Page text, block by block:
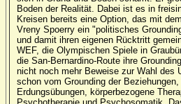
Boden der Realität. Dabei ist es in
Kreisen bereits eine Option, das mit
Vreny Spoerry ein "politisches
und damit ihren eigenen Rücktritt
WEF, die Olympischen Spiele in
die San-Bernardino-Route ihre
nicht noch mehr Beweise zur Wahl des
schon vom Grounding der
Erdungsübungen, körperbezogene